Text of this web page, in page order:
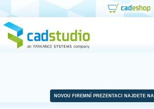
NOVOU FIREMNÍ PREZENTACI NAJDETE NA